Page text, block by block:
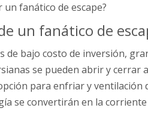
fanático de escape?
un fanático de
de bajo costo de inversión,
se pueden abrir y
para enfriar y
se convertirán en la